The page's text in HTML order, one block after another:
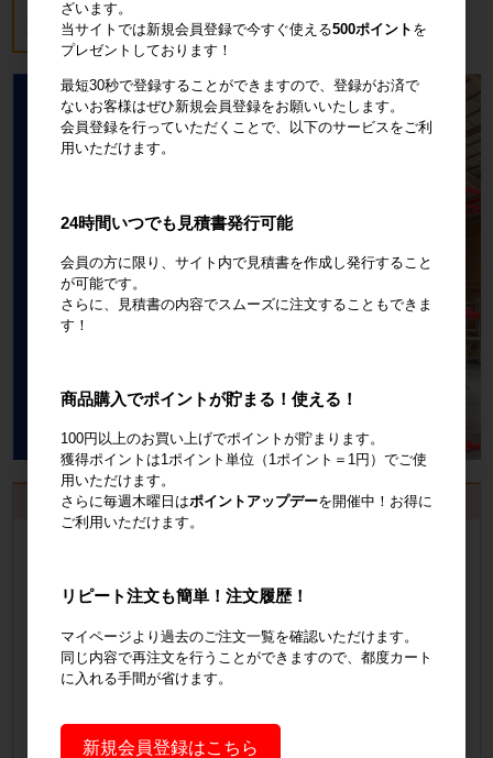
18,700円税込20,570円
お見積書・納品書発行のご案内
会員登録はこちら
見積書の発行手順についてご案内
見積書発行手順について
ざいます。
当サイトでは新規会員登録で今すぐ使える500ポイント を
プレゼントしております！
最短30秒で登録することができますので、登録がお済で
ないお客様はぜひ新規会員登録をお願いいたします。
会員登録を行っていただくことで、以下のサービスをご利
用いただけます。
24時間いつでも見積書発行可能
会員の方に限り、サイト内で見積書を作成し発行すること
が可能です。
さらに、見積書の内容でスムーズに注文することもできま
す！
商品購入でポイントが貯まる！使える！
100円以上のお買い上げでポイントが貯まります。
獲得ポイントは1ポイント単位（1ポイント＝1円）でご使
用いただけます。
さらに毎週木曜日はポイントアップデーを開催中！お得に
ご利用いただけます。
リピート注文も簡単！注文履歴！
マイページより過去のご注文一覧を確認いただけます。
同じ内容で再注文を行うことができますので、都度カート
に入れる手間が省けます。
新規会員登録はこちら